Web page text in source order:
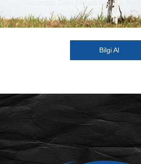
Hakkımızda Daha Detaylı Bilgi İçin
Butonuna Tıklaya
Bilgi Al